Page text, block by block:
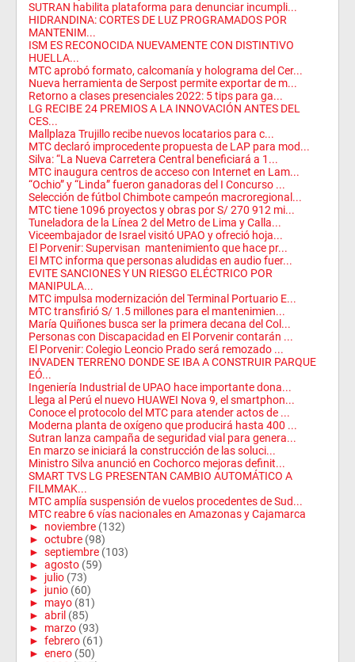
SUTRAN habilita plataforma para denunciar incumpli...
HIDRANDINA: CORTES DE LUZ PROGRAMADOS POR
MANTENIM...
ISM ES RECONOCIDA NUEVAMENTE CON DISTINTIVO
HUELLA...
MTC aprobó formato, calcomanía y holograma del Cer...
Nueva herramienta de Serpost permite exportar de m...
Retorno a clases presenciales 2022: 5 tips para ga...
LG RECIBE 24 PREMIOS A LA INNOVACIÓN ANTES DEL
CES...
Mallplaza Trujillo recibe nuevos locatarios para c...
MTC declaró improcedente propuesta de LAP para mod...
Silva: “La Nueva Carretera Central beneficiará a 1...
MTC inaugura centros de acceso con Internet en Lam...
“Ochio” y “Linda” fueron ganadoras del I Concurso ...
Selección de fútbol Chimbote campeón macroregional...
MTC tiene 1096 proyectos y obras por S/ 270 912 mi...
Tuneladora de la Línea 2 del Metro de Lima y Calla...
Viceembajador de Israel visitó UPAO y ofreció hoja...
El Porvenir: Supervisan mantenimiento que hace pr...
El MTC informa que personas aludidas en audio fuer...
EVITE SANCIONES Y UN RIESGO ELÉCTRICO POR
MANIPULA...
MTC impulsa modernización del Terminal Portuario E...
MTC transfirió S/ 1.5 millones para el mantenimien...
María Quiñones busca ser la primera decana del Col...
Personas con Discapacidad en El Porvenir contarán ...
El Porvenir: Colegio Leoncio Prado será remozado ...
INVADEN TERRENO DONDE SE IBA A CONSTRUIR PARQUE
EÓ...
Ingeniería Industrial de UPAO hace importante dona...
Llega al Perú el nuevo HUAWEI Nova 9, el smartphon...
Conoce el protocolo del MTC para atender actos de ...
Moderna planta de oxígeno que producirá hasta 400 ...
Sutran lanza campaña de seguridad vial para genera...
En marzo se iniciará la construcción de las soluci...
Ministro Silva anunció en Cochorco mejoras definit...
SMART TVS LG PRESENTAN CAMBIO AUTOMÁTICO A
FILMMAK...
MTC amplía suspensión de vuelos procedentes de Sud...
MTC reabre 6 vías nacionales en Amazonas y Cajamarca
► noviembre (132)
► octubre (98)
► septiembre (103)
► agosto (59)
► julio (73)
► junio (60)
► mayo (81)
► abril (85)
► marzo (93)
► febrero (61)
► enero (50)